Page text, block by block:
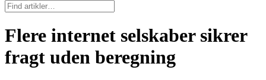
Flere internet selskaber sikrer
fragt uden beregning